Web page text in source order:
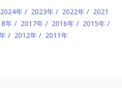
2024年 2023年 2022年
2021
年 2017年 2016年
2015年
2012年 2011年